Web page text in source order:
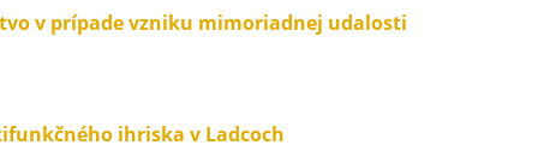
v prípade vzniku mimoriadnej udalosti
ihriska v Ladcoch